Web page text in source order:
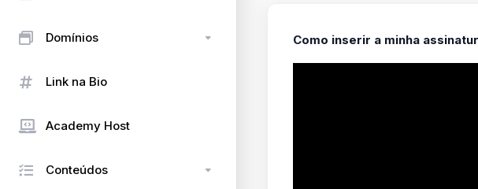
Domínios
Link na Bio
Academy Host
Conteúdos
Como inserir a minha